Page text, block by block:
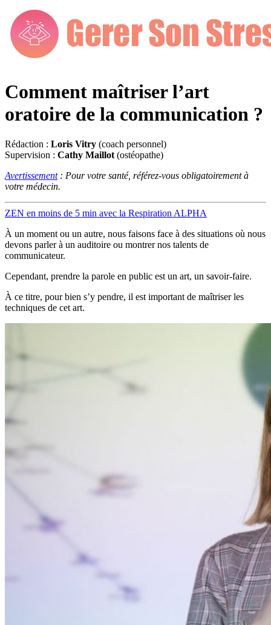
Comment maîtriser l’art
oratoire de la communication ?
Rédaction : Loris Vitry (coach personnel)
Supervision : Cathy Maillot (ostéopathe)
Avertissement: Pour votre santé, référez-vous obligatoirement à
votre médecin.
ZEN en moins de 5 min avec la Respiration ALPHA
À un moment ou un autre, nous faisons face à des situations où nous
devons parler à un auditoire ou montrer nos talents de
communicateur.
Cependant, prendre la parole en public est un art, un savoir-faire.
À ce titre, pour bien s’y pendre, il est important de maîtriser les
techniques de cet art.